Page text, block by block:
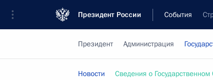
Президент России События
Президент Администрация
Новости Сведения о Государственном